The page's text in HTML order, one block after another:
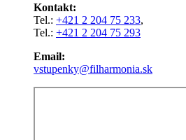
Kontakt:
Tel.: +421 2 204 75 233,
Tel.: +421 2 204 75 293
Email:
vstupenky@filharmonia.sk